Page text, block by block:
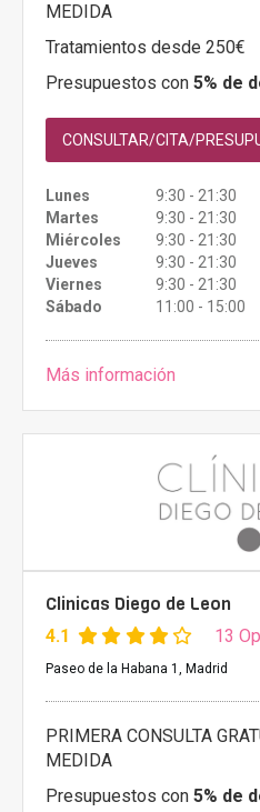
MEDIDA
Tratamientos desde 250€
Presupuestos con 5% de
CONSULTAR/CITA/
Lunes
9:30 - 21:30
Martes
9:30 - 21:30
Miércoles
9:30 - 21:30
Jueves
9:30 - 21:30
Viernes
9:30 - 21:30
Sábado
11:00 - 15:00
Más información
Clinicas Diego de Leon
4.1 13
Paseo de la Habana 1, Madrid
PRIMERA CONSULTA
MEDIDA
Presupuestos con 5% de